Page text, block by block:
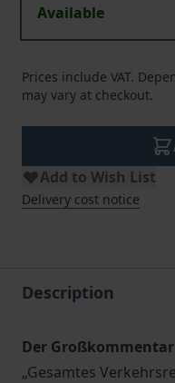
Available
Prices include VAT.
may vary at checkout.
Add to Wish List
Delivery cost notice
Description
Der Großkommentar
„Gesamtes